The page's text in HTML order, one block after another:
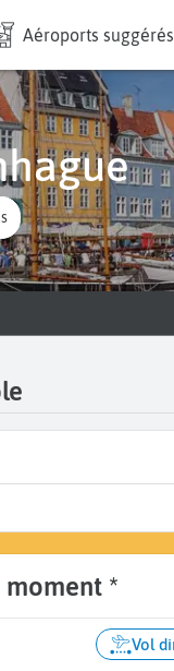
Aéroports suggérés
Copenhague
moment *
Vol